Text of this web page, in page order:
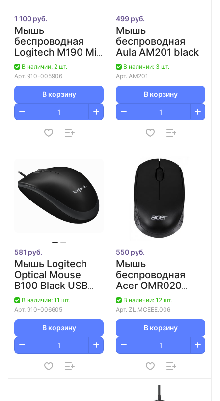
1 100 руб.
Мышь
беспроводная
Logitech M190 Mid
Grey, 3 кноп.,
1000 dpi
В наличии: 2 шт.
Арт. 910-005906
В корзину
499 руб.
Мышь
беспроводная
Aula AM201 black
В наличии: 3 шт.
Арт. AM201
В корзину
581 руб.
Мышь Logitech
Optical Mouse
B100 Black USB
OEM (910-
006605)
В наличии: 11 шт.
Арт. 910-006605
В корзину
550 руб.
Мышь
беспроводная
Acer OMR020
черный
оптическая
(1200dpi)
беспроводная
USB для ноутбука
(3but)
В наличии: 12 шт.
Арт. ZL.MCEEE.006
В корзину